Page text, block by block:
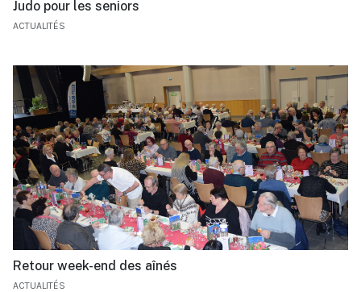
Judo pour les seniors
ACTUALITÉS
Retour week-end des aînés
ACTUALITÉS